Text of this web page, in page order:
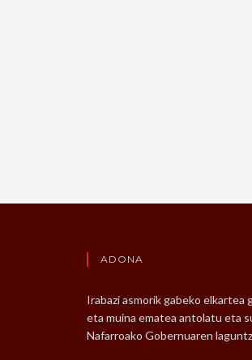
ADONA
Irabazi asmorik gabeko elkartea
eta muina ematea antolatu eta
Nafarroako Gobernuaren